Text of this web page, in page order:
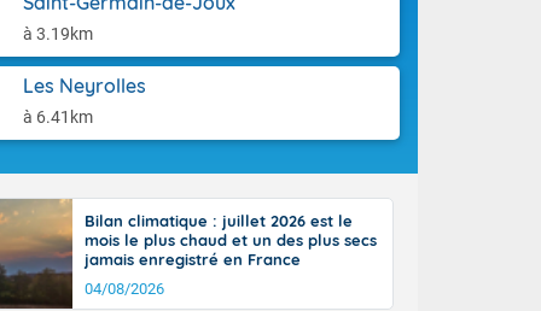
à 3.19km
Les Neyrolles
à 6.41km
Le
Des
moins
25 à 30
35 degrés
Bilan climatique : juillet 2026 est le
mois le plus chaud et un des plus secs
jamais enregistré en France
04/08/2026